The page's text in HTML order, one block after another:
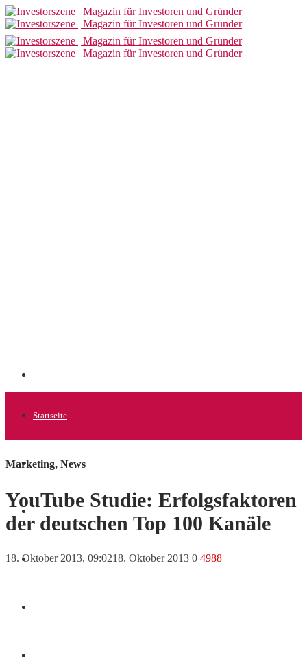
Startseite
Allgemein
News
Marketing, News
YouTube Studie: Erfolgsfaktoren
der deutschen Top 100 Kanäle
18. Oktober 2013, 09:0218. Oktober 2013 0 4988